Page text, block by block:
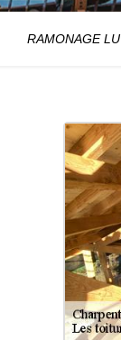
RAMONAGE LU